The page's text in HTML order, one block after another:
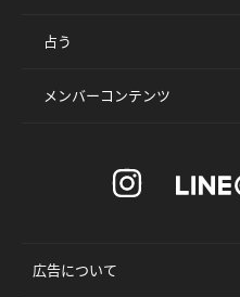
占う
メンバーコンテンツ
広告について